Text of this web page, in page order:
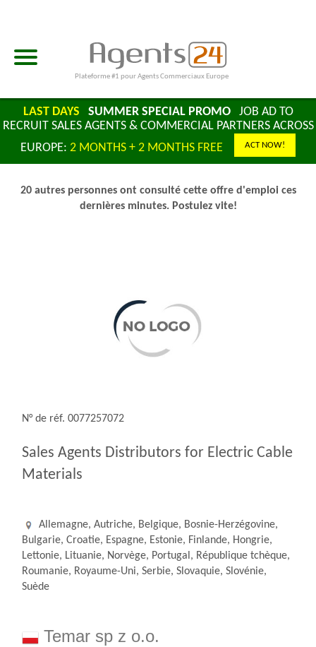
Plateforme #1 pour Agents Commerciaux Europe
LAST DAYS SUMMER SPECIAL PROMOJOB AD TO
RECRUIT SALES AGENTS & COMMERCIAL PARTNERS ACROSS
EUROPE: 2 MONTHS + 2 MONTHS FREE ACT NOW!
20 autres personnes ont consulté cette offre d'emploi ces
dernières minutes. Postulez vite!
N° de réf. 0077257072
Sales Agents Distributors for Electric Cable
Materials
Allemagne, Autriche, Belgique, Bosnie-Herzégovine,
Bulgarie, Croatie, Espagne, Estonie, Finlande, Hongrie,
Lettonie, Lituanie, Norvège, Portugal, République tchèque,
Roumanie, Royaume-Uni, Serbie, Slovaquie, Slovénie,
Suède
Temar sp z o.o.